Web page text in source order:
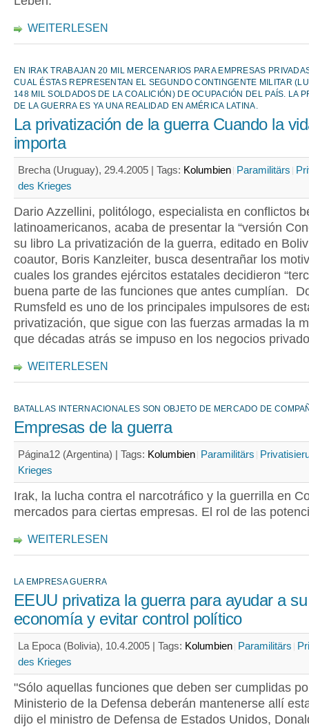
WEITERLESEN
EN IRAK TRABAJAN 20 MIL MERCENARIOS PARA EMPRESAS
CUAL ÉSTAS REPRESENTAN EL SEGUNDO CONTINGENTE MILITAR
148 MIL SOLDADOS DE LA COALICIÓN) DE OCUPACIÓN DEL PAÍS. LA
DE LA GUERRA ES YA UNA REALIDAD EN AMÉRICA LATINA.
La privatización de la guerra Cuando la
importa
Brecha (Uruguay), 29.4.2005 | Tags: Kolumbien Paramilitärs
des Krieges
Dario Azzellini, politólogo, especialista en conflictos
latinoamericanos, acaba de presentar la “versión
su libro La privatización de la guerra, editado en
coautor, Boris Kanzleiter, busca desentrañar los
cuales los grandes ejércitos estatales decidieron
buena parte de las funciones que antes cumplían.
Rumsfeld es uno de los principales impulsores de
privatización, que sigue con las fuerzas armadas la
que décadas atrás se impuso en los negocios
WEITERLESEN
BATALLAS INTERNACIONALES SON OBJETO DE MERCADO DE
Empresas de la guerra
Página12 (Argentina) | Tags: Kolumbien Paramilitärs
Krieges
Irak, la lucha contra el narcotráfico y la guerrilla en
mercados para ciertas empresas. El rol de las
WEITERLESEN
LA EMPRESA GUERRA
EEUU privatiza la guerra para ayudar a su
economía y evitar control político
La Epoca (Bolivia), 10.4.2005 | Tags: Kolumbien Paramilitärs
des Krieges
"Sólo aquellas funciones que deben ser cumplidas
Ministerio de la Defensa deberán mantenerse allí
dijo el ministro de Defensa de Estados Unidos,